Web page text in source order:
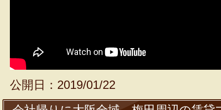
公開日：2019/01/22